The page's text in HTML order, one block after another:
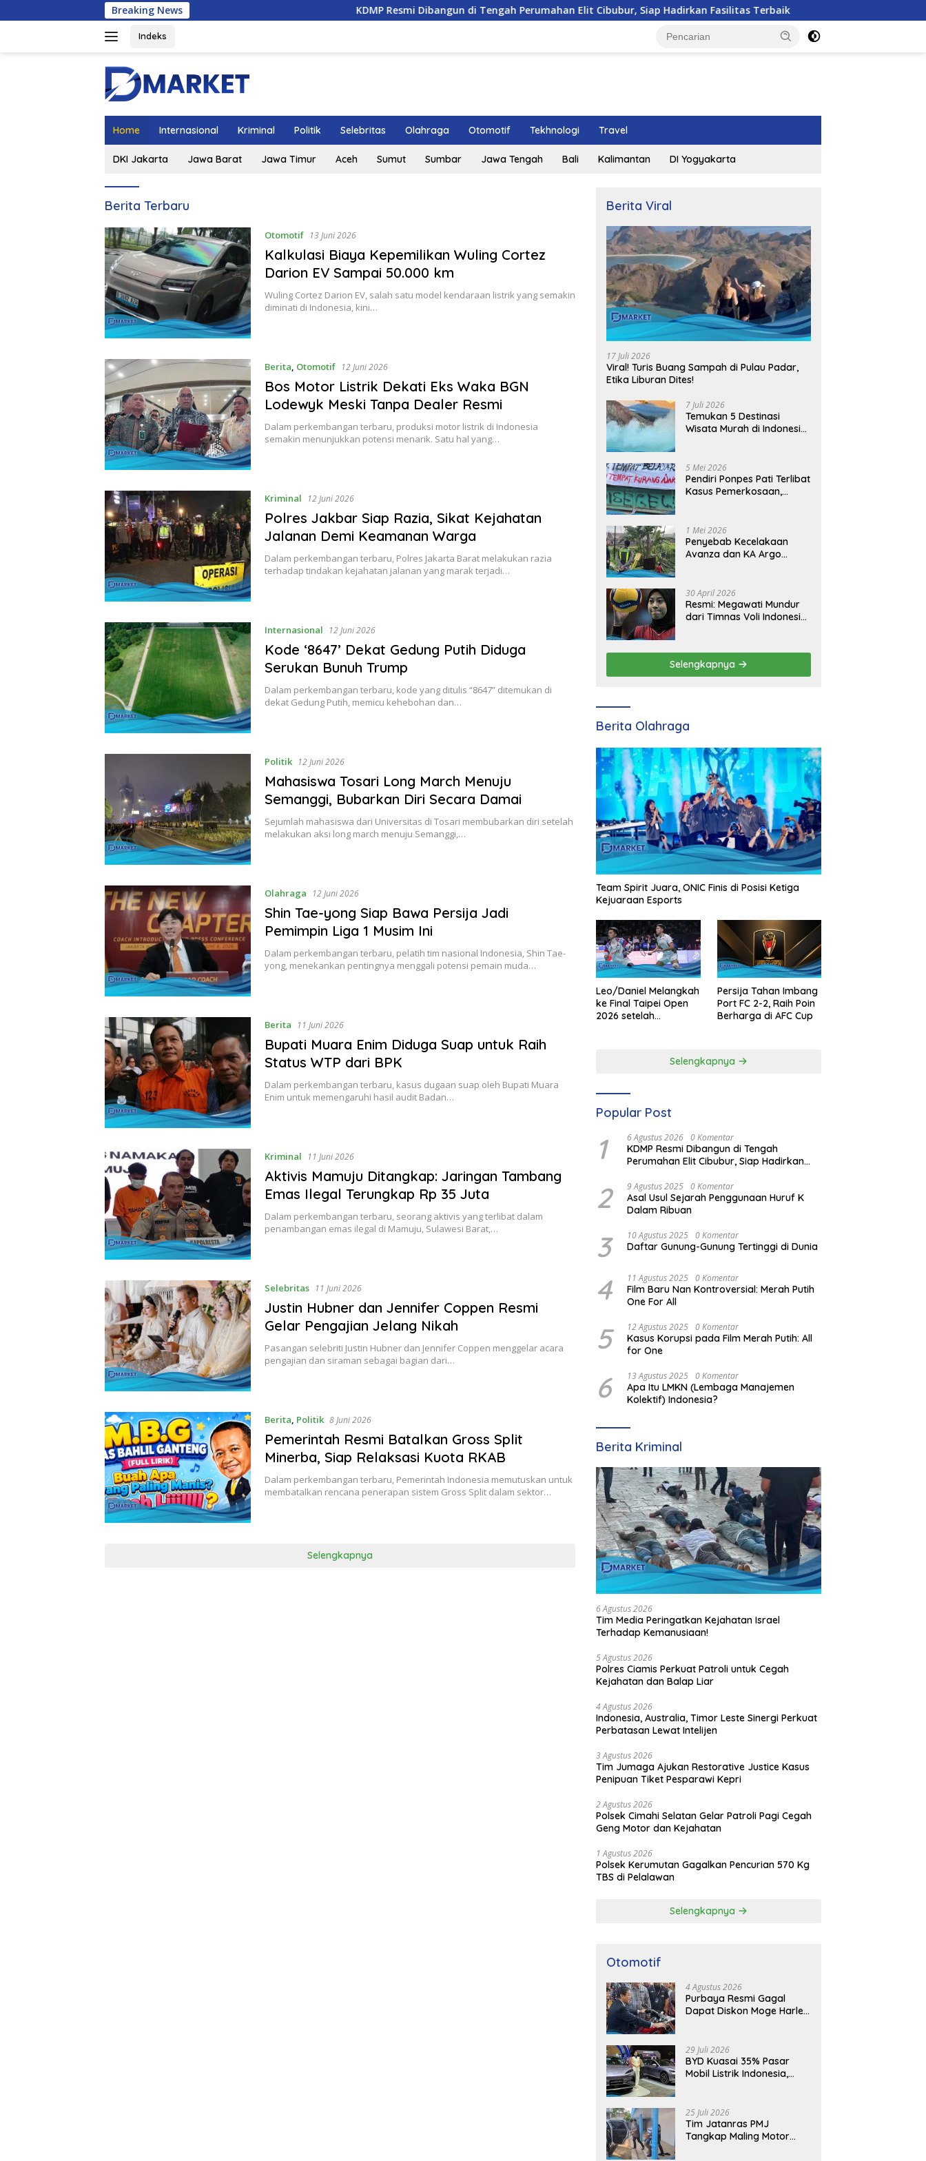
ke
Breaking News KDMP Resmi Dibangun di Tengah Perumahan Elit Cibubur, Siap Hadirkan Fasilitas Terbaik Tim Media Peringatkan
Indeks
Home Internasional Kriminal Politik Selebritas Olahraga Otomotif Tekhnologi Travel
DKI Jakarta Jawa Barat Jawa Timur Aceh Sumut Sumbar Jawa Tengah Bali Kalimantan DI Yogyakarta
DMarket.web.id
Berita Terbaru
Otomotif 13 Juni 2026
Kalkulasi Biaya Kepemilikan Wuling Cortez
Darion EV Sampai 50.000 km
Wuling Cortez Darion EV, salah satu model kendaraan listrik yang semakin
diminati di Indonesia, kini…
Berita, Otomotif 12 Juni 2026
Bos Motor Listrik Dekati Eks Waka BGN
Lodewyk Meski Tanpa Dealer Resmi
Dalam perkembangan terbaru, produksi motor listrik di Indonesia
semakin menunjukkan potensi menarik. Satu hal yang…
Kriminal 12 Juni 2026
Polres Jakbar Siap Razia, Sikat Kejahatan
Jalanan Demi Keamanan Warga
Dalam perkembangan terbaru, Polres Jakarta Barat melakukan razia
terhadap tindakan kejahatan jalanan yang marak terjadi…
Internasional 12 Juni 2026
Kode ‘8647’ Dekat Gedung Putih Diduga
Serukan Bunuh Trump
Dalam perkembangan terbaru, kode yang ditulis “8647” ditemukan di
dekat Gedung Putih, memicu kehebohan dan…
Politik 12 Juni 2026
Mahasiswa Tosari Long March Menuju
Semanggi, Bubarkan Diri Secara Damai
Sejumlah mahasiswa dari Universitas di Tosari membubarkan diri setelah
melakukan aksi long march menuju Semanggi,…
Olahraga 12 Juni 2026
Shin Tae-yong Siap Bawa Persija Jadi
Pemimpin Liga 1 Musim Ini
Dalam perkembangan terbaru, pelatih tim nasional Indonesia, Shin Tae-
yong, menekankan pentingnya menggali potensi pemain muda…
Berita 11 Juni 2026
Bupati Muara Enim Diduga Suap untuk Raih
Status WTP dari BPK
Dalam perkembangan terbaru, kasus dugaan suap oleh Bupati Muara
Enim untuk memengaruhi hasil audit Badan…
Kriminal 11 Juni 2026
Aktivis Mamuju Ditangkap: Jaringan Tambang
Emas Ilegal Terungkap Rp 35 Juta
Dalam perkembangan terbaru, seorang aktivis yang terlibat dalam
penambangan emas ilegal di Mamuju, Sulawesi Barat,…
Selebritas 11 Juni 2026
Justin Hubner dan Jennifer Coppen Resmi
Gelar Pengajian Jelang Nikah
Pasangan selebriti Justin Hubner dan Jennifer Coppen menggelar acara
pengajian dan siraman sebagai bagian dari…
Berita, Politik 8 Juni 2026
Pemerintah Resmi Batalkan Gross Split
Minerba, Siap Relaksasi Kuota RKAB
Dalam perkembangan terbaru, Pemerintah Indonesia memutuskan untuk
membatalkan rencana penerapan sistem Gross Split dalam sektor…
Selengkapnya
Berita Viral
17 Juli 2026
Viral! Turis Buang Sampah di Pulau Padar,
Etika Liburan Dites!
7 Juli 2026
Temukan 5 Destinasi
Wisata Murah di Indonesia
5 Mei 2026
Pendiri Ponpes Pati Terlibat
Kasus Pemerkosaan,
1 Mei 2026
Penyebab Kecelakaan
Avanza dan KA Argo
30 April 2026
Resmi: Megawati Mundur
dari Timnas Voli Indonesia,
Selengkapnya
Berita Olahraga
Team Spirit Juara, ONIC Finis di Posisi Ketiga
Kejuaraan Esports
Leo/Daniel Melangkah
ke Final Taipei Open
2026 setelah
Persija Tahan Imbang
Port FC 2-2, Raih Poin
Berharga di AFC Cup
Selengkapnya
Popular Post
1 6 Agustus 2026 0 Komentar
KDMP Resmi Dibangun di Tengah
Perumahan Elit Cibubur, Siap Hadirkan
2 9 Agustus 2025 0 Komentar
Asal Usul Sejarah Penggunaan Huruf K
Dalam Ribuan
3 10 Agustus 2025 0 Komentar
Daftar Gunung-Gunung Tertinggi di Dunia
4 11 Agustus 2025 0 Komentar
Film Baru Nan Kontroversial: Merah Putih
One For All
5 12 Agustus 2025 0 Komentar
Kasus Korupsi pada Film Merah Putih: All
for One
6 13 Agustus 2025 0 Komentar
Apa Itu LMKN (Lembaga Manajemen
Kolektif) Indonesia?
Berita Kriminal
6 Agustus 2026
Tim Media Peringatkan Kejahatan Israel
Terhadap Kemanusiaan!
5 Agustus 2026
Polres Ciamis Perkuat Patroli untuk Cegah
Kejahatan dan Balap Liar
4 Agustus 2026
Indonesia, Australia, Timor Leste Sinergi Perkuat
Perbatasan Lewat Intelijen
3 Agustus 2026
Tim Jumaga Ajukan Restorative Justice Kasus
Penipuan Tiket Pesparawi Kepri
2 Agustus 2026
Polsek Cimahi Selatan Gelar Patroli Pagi Cegah
Geng Motor dan Kejahatan
1 Agustus 2026
Polsek Kerumutan Gagalkan Pencurian 570 Kg
TBS di Pelalawan
Selengkapnya
Otomotif
4 Agustus 2026
Purbaya Resmi Gagal
Dapat Diskon Moge Harley
29 Juli 2026
BYD Kuasai 35% Pasar
Mobil Listrik Indonesia,
25 Juli 2026
Tim Jatanras PMJ
Tangkap Maling Motor